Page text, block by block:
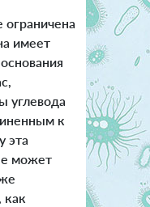
имеет
углевода
к
эта
может
как